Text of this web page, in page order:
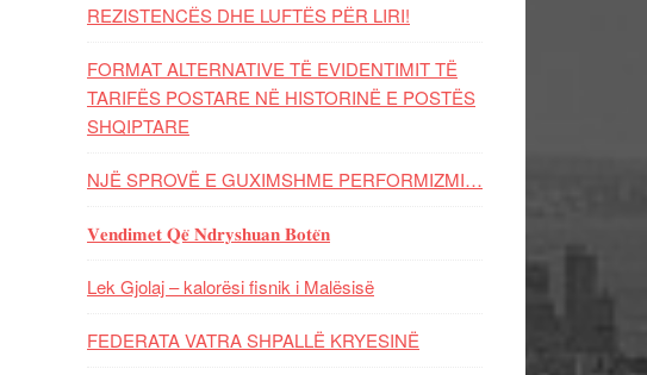
REZISTENCЁS DHE LUFTЁS PЁR LIRI!
FORMAT ALTERNATIVE TË EVIDENTIMIT TË
TARIFËS POSTARE NË HISTORINË E POSTËS
SHQIPTARE
NJË SPROVË E GUXIMSHME PERFORMIZMI…
𝐕𝐞𝐧𝐝𝐢𝐦𝐞𝐭 𝐐𝐞̈ 𝐍𝐝𝐫𝐲𝐬𝐡𝐮𝐚𝐧 𝐁𝐨𝐭𝐞̈𝐧
Lek Gjolaj – kalorësi fisnik i Malësisë
FEDERATA VATRA SHPALLË KRYESINË